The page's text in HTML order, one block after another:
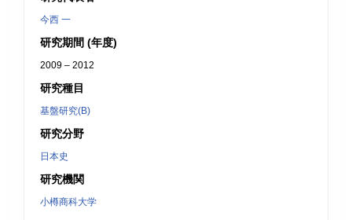
今西 一
研究期間 (年度)
2009 – 2012
研究種目
基盤研究(B)
研究分野
日本史
研究機関
小樽商科大学